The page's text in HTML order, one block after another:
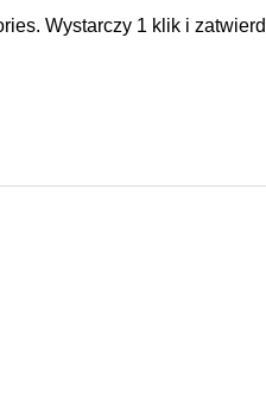
Wystarczy 1 klik i